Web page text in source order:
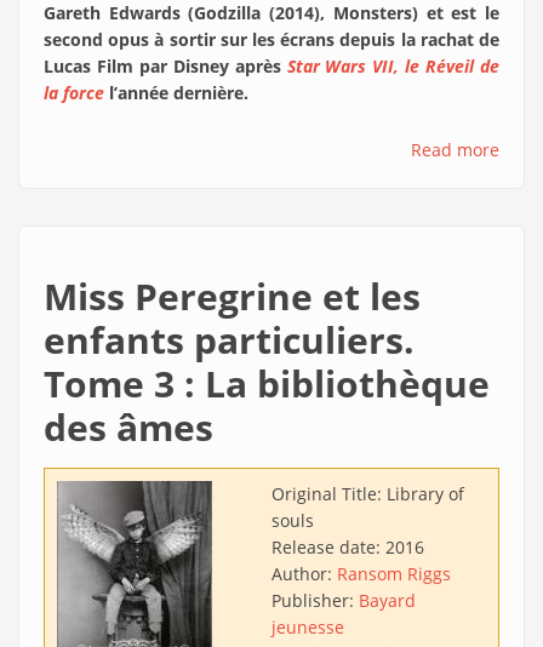
Gareth Edwards (Godzilla (2014), Monsters) et est le
second opus à sortir sur les écrans depuis la rachat de
Lucas Film par Disney après Star Wars VII, le Réveil de
la force l’année dernière.
Read more
Miss Peregrine et les
enfants particuliers.
Tome 3 : La bibliothèque
des âmes
Original Title: Library of
souls
Release date: 2016
Author: Ransom Riggs
Publisher: Bayard
jeunesse